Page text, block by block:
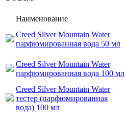
Наименование
Creed Silver Mountain Water
парфюмированная вода 50 мл
Creed Silver Mountain Water
парфюмированная вода 100 мл
Creed Silver Mountain Water
тестер (парфюмированная
вода) 100 мл